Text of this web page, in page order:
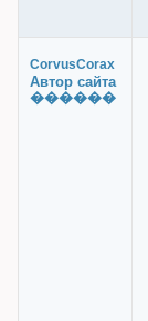
CorvusCorax
Автор сайта
������